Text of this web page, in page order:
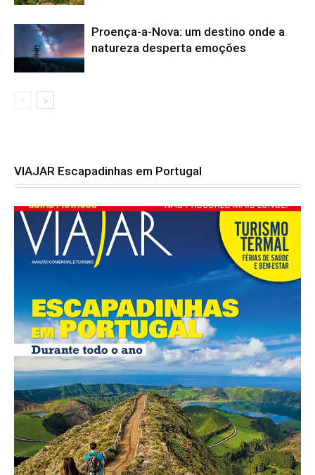
Proença-a-Nova: um destino onde a
natureza desperta emoções
VIAJAR Escapadinhas em Portugal